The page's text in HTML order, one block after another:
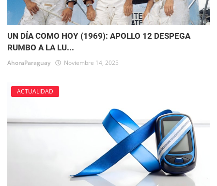
UN DÍA COMO HOY (1969): APOLLO 12 DESPEGA
RUMBO A LA LU...
AhoraParaguay Noviembre 14, 2025
ACTUALIDAD